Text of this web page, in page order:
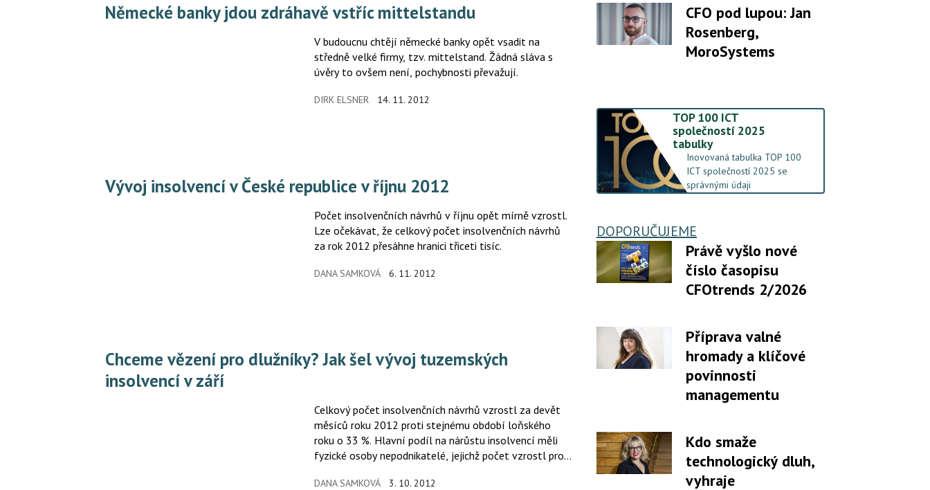
Německé banky jdou zdráhavě vstříc mittelstandu
V budoucnu chtějí německé banky opět vsadit na
středně velké firmy, tzv. mittelstand. Žádná sláva s
úvěry to ovšem není, pochybnosti převažují.
DIRK ELSNER 14. 11. 2012
Vývoj insolvencí v České republice v říjnu 2012
Počet insolvenčních návrhů v říjnu opět mírně vzrostl.
Lze očekávat, že celkový počet insolvenčních návrhů
za rok 2012 přesáhne hranici třiceti tisíc.
DANA SAMKOVÁ 6. 11. 2012
Chceme vězení pro dlužníky? Jak šel vývoj tuzemských
insolvencí v září
Celkový počet insolvenčních návrhů vzrostl za devět
měsíců roku 2012 proti stejnému období loňského
roku o 33 %. Hlavní podíl na nárůstu insolvencí měli
fyzické osoby nepodnikatelé, jejichž počet vzrostl proti
právnických osob činil 19 %.
DANA SAMKOVÁ 3. 10. 2012
CFO pod lupou: Jan
Rosenberg,
MoroSystems
TOP 100 ICT
společností 2025
tabulky
Inovovaná tabulka TOP 100
ICT společností 2025 se
správnými údaji
DOPORUČUJEME
Právě vyšlo nové
číslo časopisu
CFOtrends 2/2026
Příprava valné
hromady a klíčové
povinnosti
managementu
Kdo smaže
technologický dluh,
vyhraje